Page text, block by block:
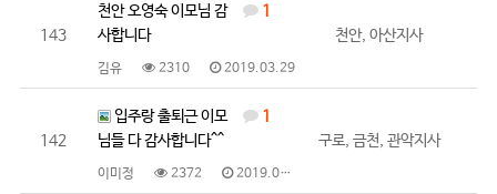
143
1
천안 오영숙 이모님 감
사합니다
김유 2310 2019.03.29
천안, 아산지사
142
1
입주랑 출퇴근 이모
님들 다 감사합니다^^
이미정 2372 2019.03.29
구로, 금천, 관악지사